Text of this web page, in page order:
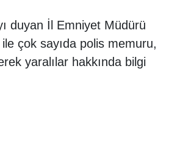
duyan İl Emniyet Müdürü
çok sayıda polis memuru,
yaralılar hakkında bilgi